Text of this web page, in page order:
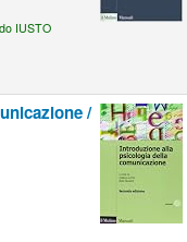
IUSTO
/